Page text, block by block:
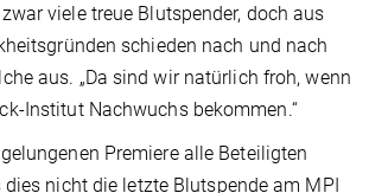
viele treue Blutspender, doch aus
schieden nach und nach
aus. „Da sind wir natürlich froh, wenn
Institut Nachwuchs bekommen.“
Premiere alle Beteiligten
dies nicht die letzte Blutspende am MPI